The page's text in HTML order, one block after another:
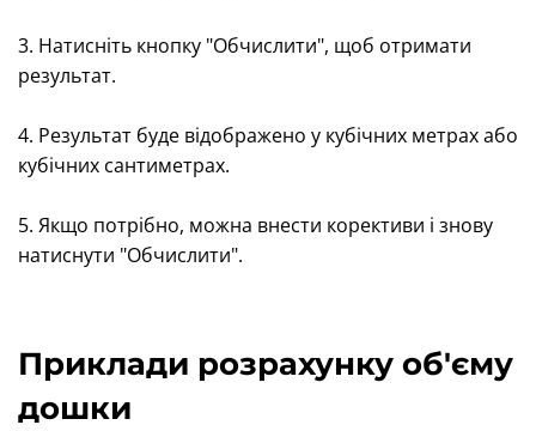
3. Натисніть кнопку "Обчислити", щоб отримати
результат.
4. Результат буде відображено у кубічних метрах або
кубічних сантиметрах.
5. Якщо потрібно, можна внести корективи і знову
натиснути "Обчислити".
Приклади розрахунку об'єму
дошки